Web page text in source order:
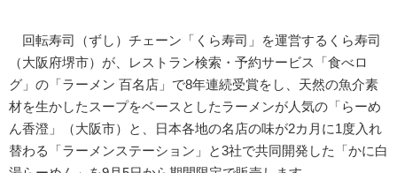
回転寿司（ずし）チェーン「くら寿司」を運営するくら寿司
（大阪府堺市）が、レストラン検索・予約サービス「食べロ
グ」の「ラーメン 百名店」で8年連続受賞をし、天然の魚介素
材を生かしたスープをベースとしたラーメンが人気の「らーめ
ん香澄」（大阪市）と、日本各地の名店の味が2カ月に1度入れ
替わる「ラーメンステーション」と3社で共同開発した「かに白